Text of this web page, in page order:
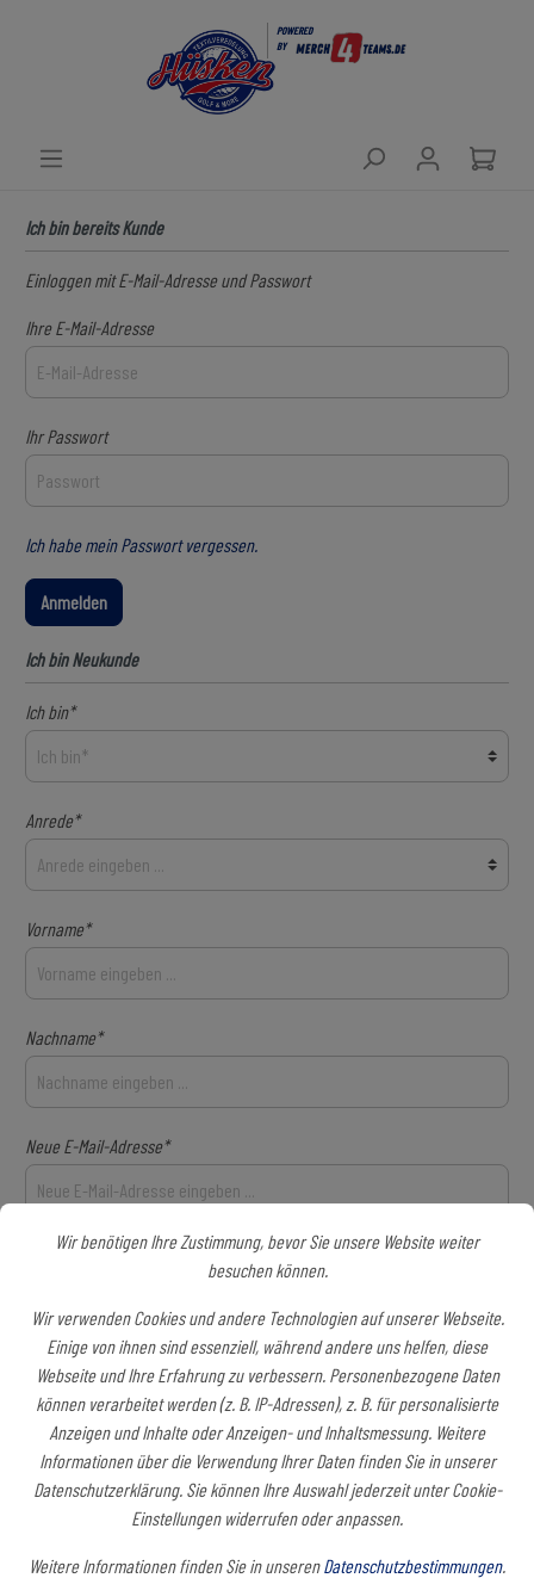
POWERED
BY
Ich bin bereits Kunde
Einloggen mit E-Mail-Adresse und Passwort
Ihre E-Mail-Adresse
Ihr Passwort
Ich habe mein Passwort vergessen.
Anmelden
Ich bin Neukunde
Ich bin*
Anrede*
Vorname*
Nachname*
Neue E-Mail-Adresse*
Passwort*
Das Passwort muss mindestens 8 Zeichen lang sein.
Ihre Adresse
Straße und Hausnummer*
Wir benötigen Ihre Zustimmung, bevor Sie unsere Website weiter
besuchen können.
Wir verwenden Cookies und andere Technologien auf unserer Webseite.
Einige von ihnen sind essenziell, während andere uns helfen, diese
Webseite und Ihre Erfahrung zu verbessern. Personenbezogene Daten
können verarbeitet werden (z. B. IP-Adressen), z. B. für personalisierte
Anzeigen und Inhalte oder Anzeigen- und Inhaltsmessung. Weitere
Informationen über die Verwendung Ihrer Daten finden Sie in unserer
Datenschutzerklärung. Sie können Ihre Auswahl jederzeit unter Cookie-
Einstellungen widerrufen oder anpassen.
Weitere Informationen finden Sie in unserenDatenschutzbestimmungen.